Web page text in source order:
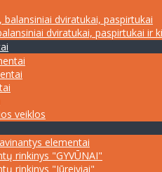
dviratukai, paspirtukai
dviratukai, paspirtukai ir
veiklos
elementai
rinkinys "GYVŪNAI"
rinkinys "Jūreiviai"